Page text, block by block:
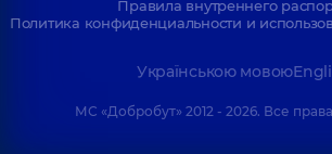
Правила внутреннего
Политика конфиденциальности и
Українською мовою
МС «Добробут» 2012 - 2026. Все